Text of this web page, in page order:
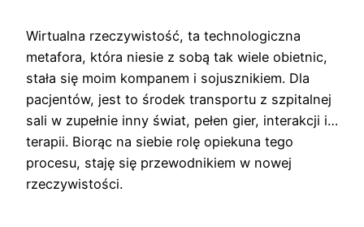
Wirtualna rzeczywistość, ta technologiczna
metafora, która niesie z sobą tak wiele obietnic,
stała się moim kompanem i sojusznikiem. Dla
pacjentów, jest to środek transportu z szpitalnej
sali w zupełnie inny świat, pełen gier, interakcji i…
terapii. Biorąc na siebie rolę opiekuna tego
procesu, staję się przewodnikiem w nowej
rzeczywistości.